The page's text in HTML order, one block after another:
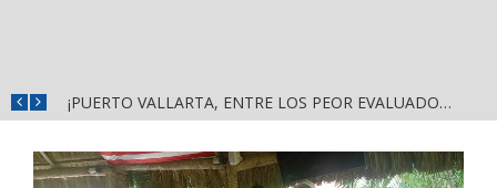
¡PUERTO VALLARTA, ENTRE LOS PEOR EVALUADOS DEL PAÍS! MUNGUÍA GONZÁLEZ HUNDE LA CONFIANZA CIUDADANA